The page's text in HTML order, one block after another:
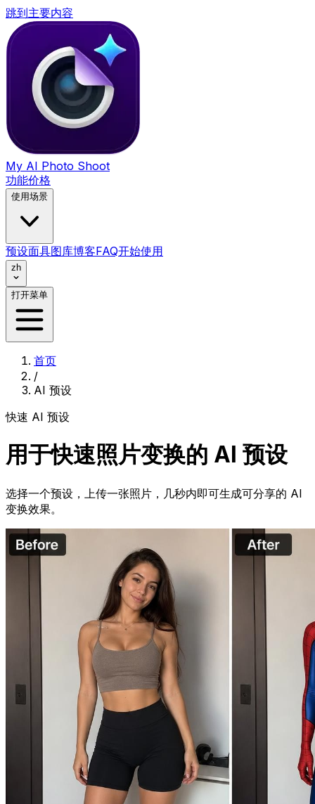
跳到主要内容
My AI Photo Shoot
功能价格
使用场景
预设面具图库博客FAQ开始使用
zh
打开菜单
首页
/
AI 预设
快速 AI 预设
用于快速照片变换的 AI 预设
选择一个预设，上传一张照片，几秒内即可生成可分享的 AI
变换效果。